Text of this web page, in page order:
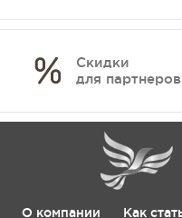
Скидки
для партнеров
О компании Как